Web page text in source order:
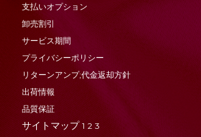
支払いオプション
卸売割引
サービス期間
プライバシーポリシー
リターンアンプ;代金返却方針
出荷情報
品質保証
サイトマップ 1 2 3